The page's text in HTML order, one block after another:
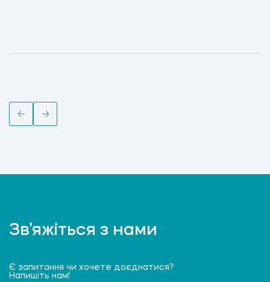
Зв’яжіться з нами
Є запитання чи хочете доєднатися?
Напишіть нам!